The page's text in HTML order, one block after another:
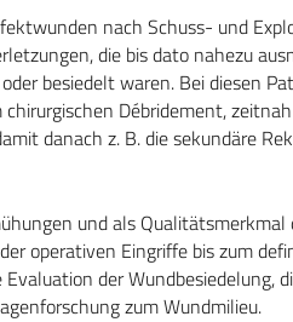
nach Schuss- und
die bis dato nahezu
besiedelt waren. Bei diesen
Débridement,
danach z. B. die sekundäre
und als
operativen Eingriffe bis zum
der Wundbesiedelung,
zum Wundmilieu.